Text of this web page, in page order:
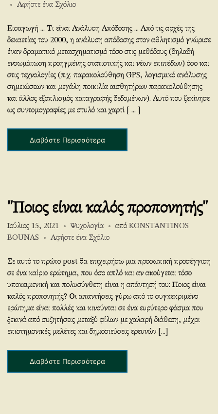
Αφήστε ένα Σχόλιοστο
Analysis
in
Sports”
Εισαγωγή ... Τι είναι Ανάλυση Απόδοσης ... Από τις αρχές της
δεκαετίας του 2000, η ανάλυση απόδοσης στον αθλητισμό γνώρισε
έναν δραματικό μετασχηματισμό τόσο στις μεθόδους (δηλαδή
ενσωμάτωση προηγμένης στατιστικής και νέων επιπέδων) όσο και
στις τεχνολογίες (π.χ. παρακολούθηση GPS, λογισμικό ανάλυσης
σημειώσεων και μεγάλη ποικιλία αισθητήρων παρακολούθησης
και άλλος εξοπλισμός καταγραφής δεδομένων). Αυτό που ξεκίνησε
ως συντομογραφίες με στυλό και χαρτί [ ... ]
Διαβάστε Περισσότερα
"Ποιος είναι καλός προπονητής"
Ιούλιος 15, 2021 Ψυχολογία από KONSTANTINOS
BOUNAS
Αφήστε ένα Σχόλιοστο
is
a
good
coach?”
Σε αυτό το πρώτο post θα επιχειρήσω μια προσωπική προσέγγιση
σε ένα καίριο ερώτημα, που όσο απλό και αν ακούγεται τόσο
υποκειμενική και πολυσύνθετη είναι η απάντησή του: Ποιος είναι
καλός προπονητής? Οι απαντήσεις γύρω από το συγκεκριμένο
ερώτημα είναι πολλές και κινούνται σε ένα ευρύτερο φάσμα που
ξεκινά από συζητήσεις μεταξύ φίλων με χαλαρή διάθεση, μέχρι
επιστημονικές μελέτες και δημοσιεύσεις ερευνών [...]
Διαβάστε Περισσότερα